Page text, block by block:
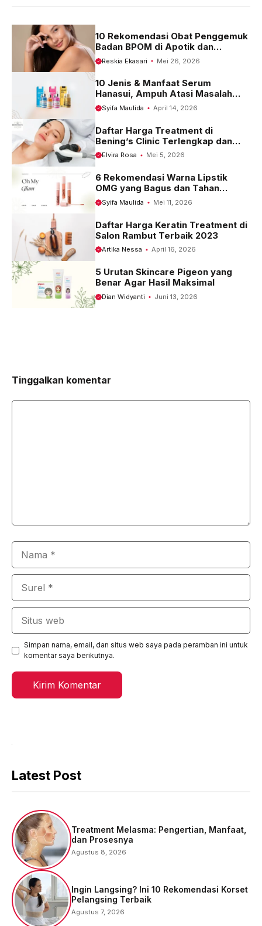
p
m
10 Rekomendasi Obat Penggemuk
Badan BPOM di Apotik dan
Harganya
Reskia Ekasari Mei 26, 2026
10 Jenis & Manfaat Serum
Hanasui, Ampuh Atasi Masalah
Kulit
Syifa Maulida April 14, 2026
Daftar Harga Treatment di
Bening’s Clinic Terlengkap dan
Terbaru 2023
Elvira Rosa Mei 5, 2026
6 Rekomendasi Warna Lipstik
OMG yang Bagus dan Tahan
Seharian
Syifa Maulida Mei 11, 2026
Daftar Harga Keratin Treatment di
Salon Rambut Terbaik 2023
Artika Nessa April 16, 2026
5 Urutan Skincare Pigeon yang
Benar Agar Hasil Maksimal
Dian Widyanti Juni 13, 2026
Tinggalkan komentar
Simpan nama, email, dan situs web saya pada peramban ini untuk
komentar saya berikutnya.
Latest Post
Treatment Melasma: Pengertian, Manfaat,
dan Prosesnya
Agustus 8, 2026
Ingin Langsing? Ini 10 Rekomendasi Korset
Pelangsing Terbaik
Agustus 7, 2026